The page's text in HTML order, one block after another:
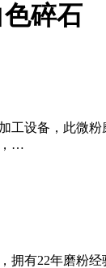
碎石
工设备，此微
，…
拥有22年磨粉